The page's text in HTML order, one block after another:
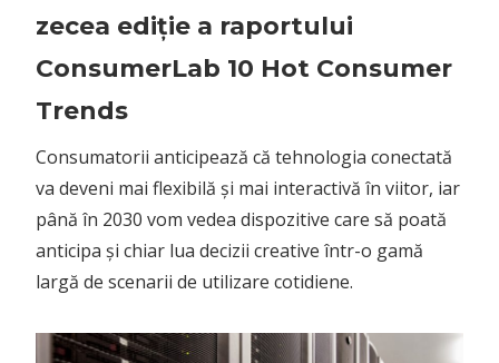
zecea ediție a raportului
ConsumerLab 10 Hot Consumer
Trends
Consumatorii anticipează că tehnologia conectată
va deveni mai flexibilă și mai interactivă în viitor, iar
până în 2030 vom vedea dispozitive care să poată
anticipa și chiar lua decizii creative într-o gamă
largă de scenarii de utilizare cotidiene.